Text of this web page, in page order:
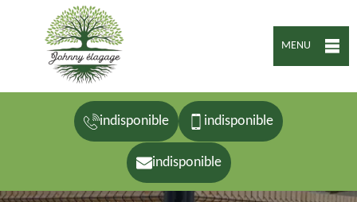
MENU
indisponible indisponible
indisponible